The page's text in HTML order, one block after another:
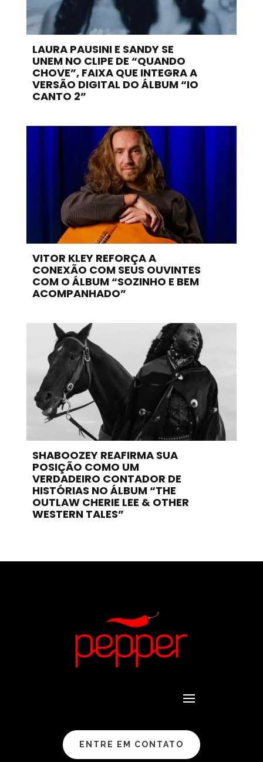
LAURA PAUSINI E SANDY SE
UNEM NO CLIPE DE “QUANDO
CHOVE”, FAIXA QUE INTEGRA A
VERSÃO DIGITAL DO ÁLBUM “IO
CANTO 2”
VITOR KLEY REFORÇA A
CONEXÃO COM SEUS OUVINTES
COM O ÁLBUM “SOZINHO E BEM
ACOMPANHADO”
SHABOOZEY REAFIRMA SUA
POSIÇÃO COMO UM
VERDADEIRO CONTADOR DE
HISTÓRIAS NO ÁLBUM “THE
OUTLAW CHERIE LEE & OTHER
WESTERN TALES”
ENTRE EM CONTATO